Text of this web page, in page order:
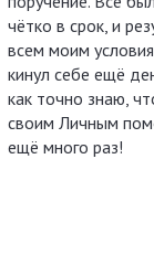
чётко в срок, и
всем моим
кинул себе ещё
как точно знаю,
своим Личным
ещё много раз!